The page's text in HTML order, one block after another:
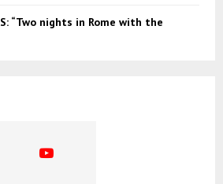
“Two nights in Rome with the